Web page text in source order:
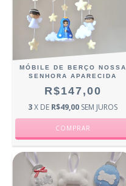
MÓBILE DE BERÇO NOSSA
SENHORA APARECIDA
R$147,00
3X DE R$49,00 SEM JUROS